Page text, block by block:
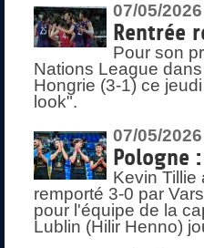
07/05/2026
Rentrée
Pour son
Nations League
Hongrie (3-1) ce
look".
07/05/2026
Pologne
Kevin Tillie
remporté 3-0 par
pour l'équipe de la
Lublin (Hilir Henno)